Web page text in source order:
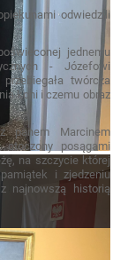
odwiedzili
jednemu
- Józefowi
twórcza
koni i czemu obraz
panem Marcinem
otoczony posągami
na szczycie której
i zjedzeniu
najnowszą historią